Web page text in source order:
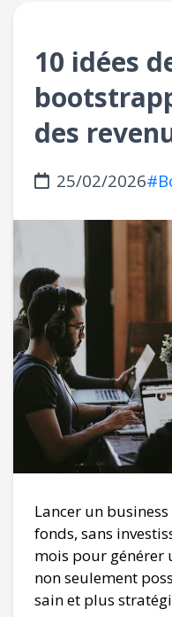
10 idées
des
25/02/2026
Lancer un
fonds, sans
mois pour générer
non seulement
sain et plus